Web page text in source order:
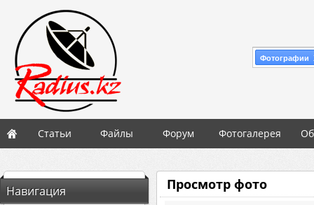
Фотографии
Статьи Файлы Форум Фотогалерея
Навигация
Просмотр фото